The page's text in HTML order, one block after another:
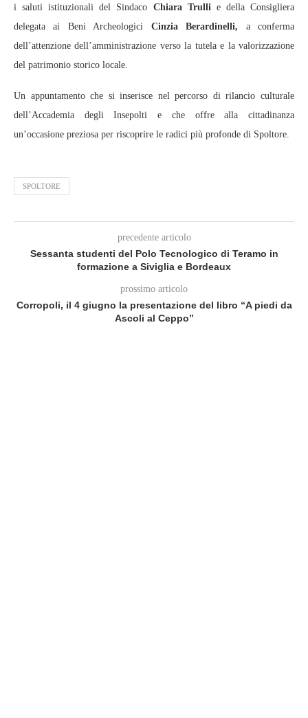
i saluti istituzionali del Sindaco Chiara Trulli e della Consigliera
delegata ai Beni Archeologici Cinzia Berardinelli, a conferma
dell’attenzione dell’amministrazione verso la tutela e la valorizzazione
del patrimonio storico locale.
Un appuntamento che si inserisce nel percorso di rilancio culturale
dell’Accademia degli Insepolti e che offre alla cittadinanza
un’occasione preziosa per riscoprire le radici più profonde di Spoltore.
SPOLTORE
precedente articolo
Sessanta studenti del Polo Tecnologico di Teramo in
formazione a Siviglia e Bordeaux
prossimo articolo
Corropoli, il 4 giugno la presentazione del libro “A piedi da
Ascoli al Ceppo”